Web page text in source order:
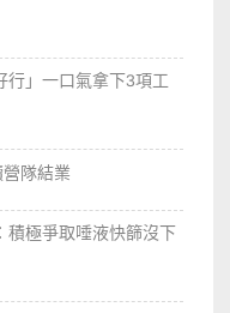
」一口氣拿下3項工
隊結業
積極爭取唾液快篩沒下